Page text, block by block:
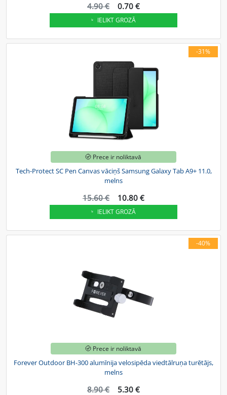
4.90 € 0.70 €
IELIKT GROZĀ
-31%
Prece ir noliktavā
Tech-Protect SC Pen Canvas vāciņš Samsung Galaxy Tab A9+ 11.0,
melns
15.60 € 10.80 €
IELIKT GROZĀ
-40%
Prece ir noliktavā
Forever Outdoor BH-300 alumīnija velosipēda viedtālruņa turētājs,
melns
8.90 € 5.30 €